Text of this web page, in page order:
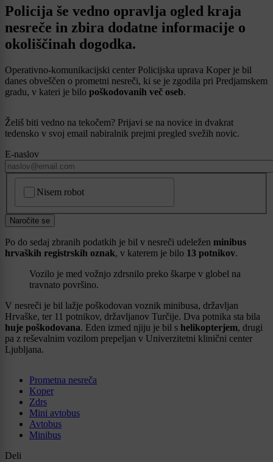
Policija še vedno opravlja ogled kraja
nesreče in zbira dodatne informacije o
okoliščinah dogodka.
Operativno-komunikacijski center Policijska uprava Koper je bil
danes obveščen o prometni nesreči, ki se je zgodila pri Predjamskem
gradu, v kateri je bilo poškodovanih več oseb.
Želiš biti vedno na tekočem? Prijavi se na novice in dvakrat
tedensko v svoj email nabiralnik prejmi pregled svežih novic.
E-naslov
Nisem robot
Naročite se
Po do sedaj zbranih podatkih je bil v nesreči udeležen minibus
hrvaških registrskih oznak, v katerem je bilo 13 potnikov.
Vozilo je med vožnjo zdrsnilo preko škarpe v globel na
travnato površino.
V nesreči je bil lažje poškodovan voznik minibusa, državljan
Hrvaške, ter 11 potnikov, državljanov Turčije. Dva potnika sta bila
huje poškodovana. Eden izmed njiju je bil s helikopterjem, drugi
pa z reševalnim vozilom prepeljan v Univerzitetni klinični center
Ljubljana.
Prometna nesreča
Koper
Zdrs
Mini avtobus
Avtobus
Minibus
Deli